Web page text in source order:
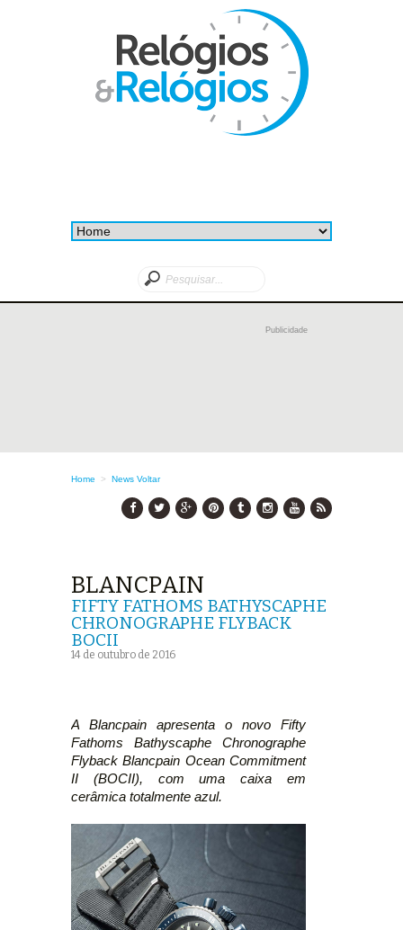
Publicidade
Home > News Voltar
BLANCPAIN
FIFTY FATHOMS BATHYSCAPHE
CHRONOGRAPHE FLYBACK
BOCII
14 de outubro de 2016
A Blancpain apresenta o novo Fifty
Fathoms Bathyscaphe Chronographe
Flyback Blancpain Ocean Commitment
II (BOCII), com uma caixa em
cerâmica totalmente azul.